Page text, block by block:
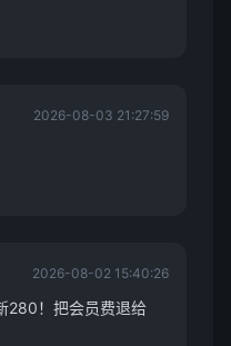
2026-08-03 21:27:59
2026-08-02 15:40:26
280！把会员费退给